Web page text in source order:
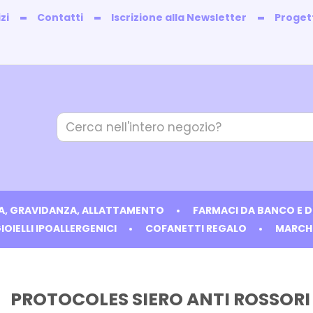
Contatti Iscrizione alla Newsletter
Cerca
Prodotto
GRAVIDANZA, ALLATTAMENTO FARMACI DA BANCO E
IPOALLERGENICI
COFANETTI REGALO
PROTOCOLES SIERO ANTI ROSSORI